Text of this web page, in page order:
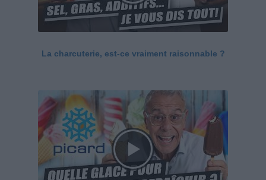
La charcuterie, est-ce vraiment raisonnable ?